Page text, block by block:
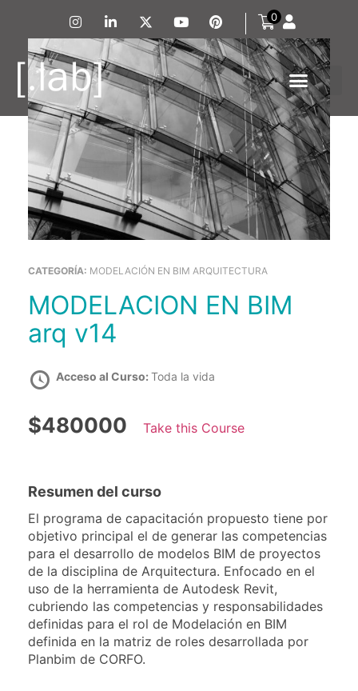
0
CATEGORÍA: MODELACIÓN EN BIM ARQUITECTURA
MODELACION EN BIM
arq v14
Acceso al Curso: Toda la vida
$480000 Take this Course
Resumen del curso
El programa de capacitación propuesto tiene por
objetivo principal el de generar las competencias
para el desarrollo de modelos BIM de proyectos
de la disciplina de Arquitectura. Enfocado en el
uso de la herramienta de Autodesk Revit,
cubriendo las competencias y responsabilidades
definidas para el rol de Modelación en BIM
definida en la matriz de roles desarrollada por
Planbim de CORFO.